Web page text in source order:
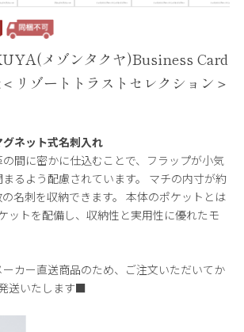
メゾンタクヤ)Business Card
リゾートトラストセレクション＞
ネット式名刺入れ
間に密かに仕込むことで、フラップが小気
るよう配慮されています。 マチの内寸が約
名刺を収納できます。 本体のポケットとは
ットを配備し、収納性と実用性に優れたモ
カー直送商品のため、ご注文いただいてか
送いたします■